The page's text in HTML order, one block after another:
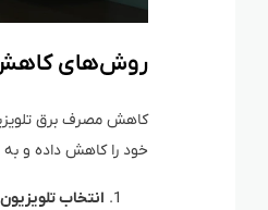
روش‌های کاهش
کاهش مصرف برق
خود را کاهش داده و
انتخاب